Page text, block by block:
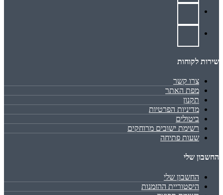
שירות לקוחות
צרו קשר
מפת האתר
תקנון
מדיניות הפרטיות
ביטולים
רשימת ישובים מרוחקים
שעות פתיחה
החשבון שלי
החשבון שלי
היסטוריית ההזמנות